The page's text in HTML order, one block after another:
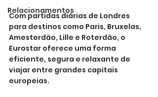
Relacionamentos
Com partidas diárias de Londres
para destinos como Paris, Bruxelas,
Amesterdão, Lille e Roterdão, o
Eurostar oferece uma forma
eficiente, segura e relaxante de
viajar entre grandes capitais
europeias.